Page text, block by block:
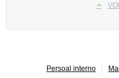
Persoal interno